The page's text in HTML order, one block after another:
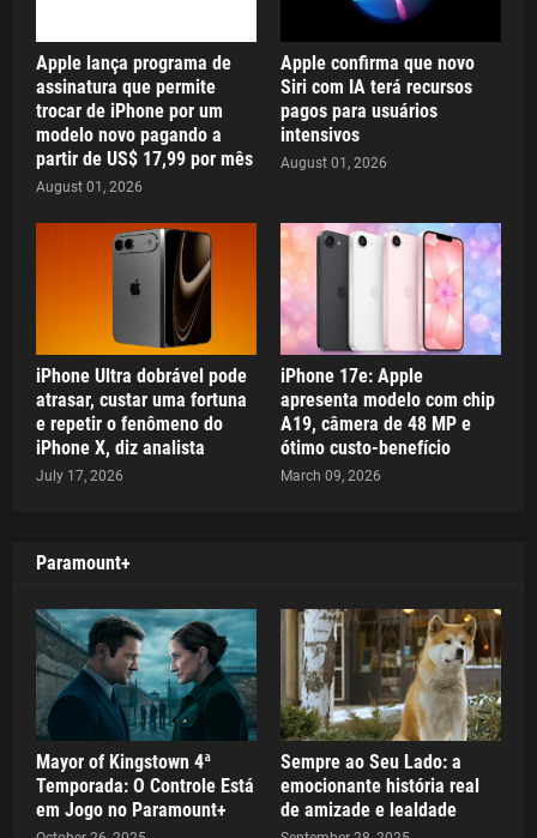
Apple lança programa de
assinatura que permite
trocar de iPhone por um
modelo novo pagando a
partir de US$ 17,99 por mês
August 01, 2026
Apple confirma que novo
Siri com IA terá recursos
pagos para usuários
intensivos
August 01, 2026
iPhone Ultra dobrável pode
atrasar, custar uma fortuna
e repetir o fenômeno do
iPhone X, diz analista
July 17, 2026
iPhone 17e: Apple
apresenta modelo com chip
A19, câmera de 48 MP e
ótimo custo-benefício
March 09, 2026
Paramount+
Mayor of Kingstown 4ª
Temporada: O Controle Está
em Jogo no Paramount+
Sempre ao Seu Lado: a
emocionante história real
de amizade e lealdade